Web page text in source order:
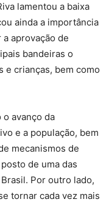
lamentou a baixa
ainda a importância
aprovação de
bandeiras o
e crianças, bem como
avanço da
e a população, bem
mecanismos de
de uma das
Por outro lado,
tornar cada vez mais